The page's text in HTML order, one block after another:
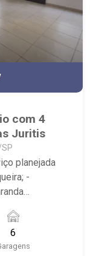
com 4
Juritis
planejada
-
- 6
-
Av. João
6